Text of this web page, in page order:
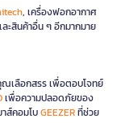
, เครื่องฟอกอากาศ
ะสินค้าอื่น ๆ อีกมากมาย
เลือกสรร เพื่อตอบโจทย์
เพื่อความปลอดภัยของ
ส์คอมโบGEEZERที่ช่วย